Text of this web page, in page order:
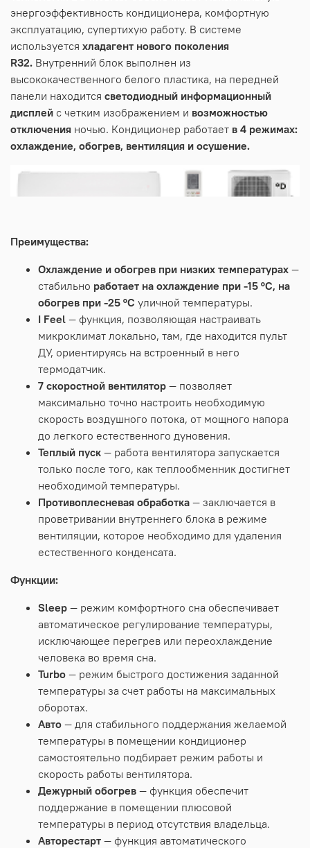
энергоэффективность кондиционера, комфортную
эксплуатацию, супертихую работу. В системе
используется хладагент нового поколения
R32. Внутренний блок выполнен из
высококачественного белого пластика, на передней
панели находится светодиодный информационный
дисплей c четким изображением и возможностью
отключения ночью. Кондиционер работает в 4 режимах:
охлаждение, обогрев, вентиляция и осушение.
Преимущества:
Охлаждение и обогрев при низких температурах —
стабильно работает на охлаждение при -15 °С, на
обогрев при -25 °С уличной температуры.
I Feel — функция, позволяющая настраивать
микроклимат локально, там, где находится пульт
ДУ, ориентируясь на встроенный в него
термодатчик.
7 скоростной вентилятор — позволяет
максимально точно настроить необходимую
скорость воздушного потока, от мощного напора
до легкого естественного дуновения.
Теплый пуск — работа вентилятора запускается
только после того, как теплообменник достигнет
необходимой температуры.
Противоплесневая обработка — заключается в
проветривании внутреннего блока в режиме
вентиляции, которое необходимо для удаления
естественного конденсата.
Функции:
Sleep — режим комфортного сна обеспечивает
автоматическое регулирование температуры,
исключающее перегрев или переохлаждение
человека во время сна.
Turbo — режим быстрого достижения заданной
температуры за счет работы на максимальных
оборотах.
Авто — для стабильного поддержания желаемой
температуры в помещении кондиционер
самостоятельно подбирает режим работы и
скорость работы вентилятора.
Дежурный обогрев — функция обеспечит
поддержание в помещении плюсовой
температуры в период отсутствия владельца.
Авторестарт — функция автоматического